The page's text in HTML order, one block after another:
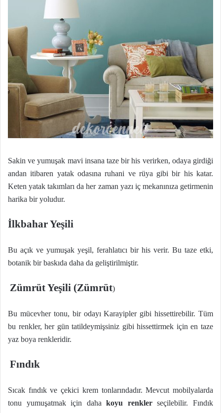
Sakin ve yumuşak mavi insana taze bir his verirken, odaya girdiği
andan itibaren yatak odasına ruhani ve rüya gibi bir his katar.
Keten yatak takımları da her zaman yazı iç mekanınıza getirmenin
harika bir yoludur.
İlkbahar Yeşili
Bu açık ve yumuşak yeşil, ferahlatıcı bir his verir. Bu taze etki,
botanik bir baskıda daha da geliştirilmiştir.
Zümrüt Yeşili (Zümrüt)
Bu mücevher tonu, bir odayı Karayipler gibi hissettirebilir. Tüm
bu renkler, her gün tatildeymişsiniz gibi hissettirmek için en taze
yaz boya renkleridir.
Fındık
Sıcak fındık ve çekici krem ​​tonlarındadır. Mevcut mobilyalarda
tonu yumuşatmak için dahakoyu renklerseçilebilir. Fındık